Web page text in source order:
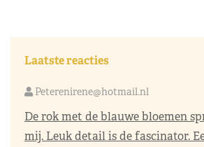
Laatste reacties
Peterenirene@hotmail.nl
De rok met de blauwe bloemen
mij. Leuk detail is de fascinator.